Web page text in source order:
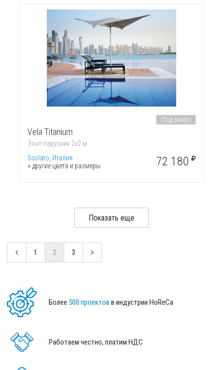
Vela Titanium
Зонт-парусник 2х2 м
Scolaro, Италия
+ другие цвета и размеры
Под заказ
72 180
Показать еще
1 2 3
Более 500 проектов в индустрии HoReCa
Работаем честно, платим НДС